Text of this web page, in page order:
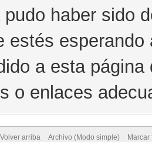
haber sido
estés esperando
a esta
o enlaces
Volver arriba Archivo (Modo simple)